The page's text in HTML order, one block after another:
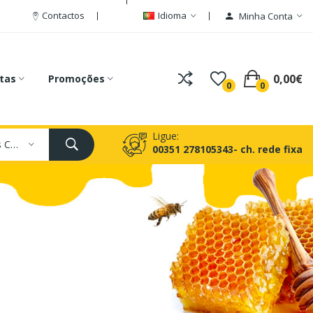
Contactos Idioma Minha Conta
Promoções
0 0 0,00€
Todas As Categorias
Ligue:
00351 278105343- ch. rede fixa